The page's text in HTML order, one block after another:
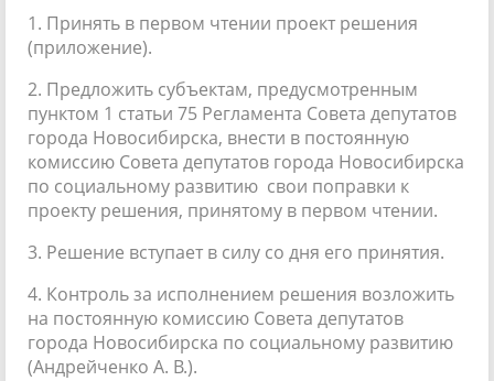
1. Принять в первом чтении проект решения
(приложение).
2. Предложить субъектам, предусмотренным
пунктом 1 статьи 75 Регламента Совета депутатов
города Новосибирска, внести в постоянную
комиссию Совета депутатов города Новосибирска
по социальному развитию свои поправки к
проекту решения, принятому в первом чтении.
3. Решение вступает в силу со дня его принятия.
4. Контроль за исполнением решения возложить
на постоянную комиссию Совета депутатов
города Новосибирска по социальному развитию
(Андрейченко А. В.).